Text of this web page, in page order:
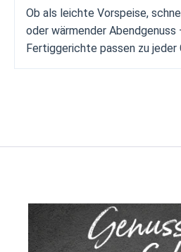
Ob als leichte Vorspeise,
oder wärmender Abendgenuss
Fertiggerichte passen zu jeder